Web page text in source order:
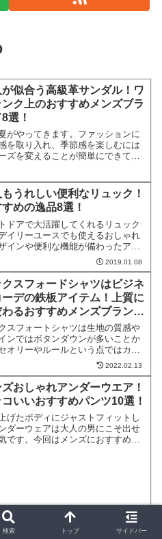
が似合う高級革サンダル！ワ
ンク上のおすすめメンズブラ
選！
がやってきます。ファッションに
を取り入れ、季節感を楽しむには
ズを変えることが簡単にできてお
の革サンダルを履いた方が断然お
です。リゾートやタ...
うれしい便利なリュック！
めの逸品8選！
ドアで大活躍してくれるリュック
イリーユースでも使えるおしゃれ
インや便利な機能が備わったアイ
がたくさんあります。通勤や普段の
かけでリュックを使ってみたいけ
どのリュックを選んだら良いか迷っ
うという人も多いので...
2019.01.08
クスフォードシャツはビジネ
ーデの鉄板アイテム！上質に
わるおすすめメンズブランド
スフォートシャツは生地の質感や
ンではボタンダウンが多いことか
オリーやルールという点ではカジ
ルに分類されます。ですから良識あ
人であれば、正式なシーン例えば結
葬儀などでの着用は避けたいとこ
。ビジネスの場面で...
2022.02.13
ズおしゃれアンダーウエア！
コいいおすすめパンツ10選！
げたボディにジャストフィットし
ダーウェアは大人の男にこそ出せ
です。今回はメンズにおすすめの
検索 トップ サイドバー